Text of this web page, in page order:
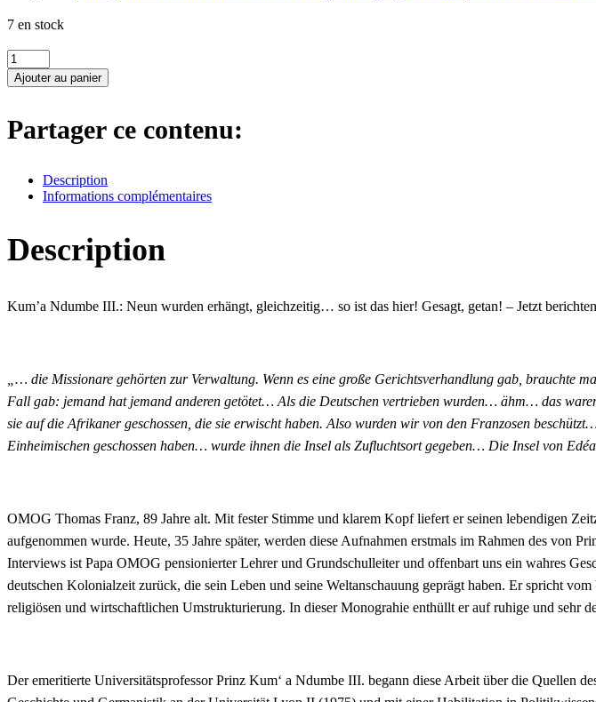
7 en stock
quantité
de
Neun
erhängt,
gleichzeitig...
hier!
Jetzt
Zeitzeugen
Ajouter au panier
Partager ce contenu:
Description
Informations complémentaires
Description
Kum’a Ndumbe III.: Neun wurden erhängt, gleichzeitig… so ist das hier! Gesagt, getan! – Jetzt
„… die Missionare gehörten zur Verwaltung. Wenn es eine große Gerichtsverhandlung gab, brauchte
Fall gab: jemand hat jemand anderen getötet… Als die Deutschen vertrieben wurden… ähm… das
sie auf die Afrikaner geschossen, die sie erwischt haben. Also wurden wir von den Franzosen
Einheimischen geschossen haben… wurde ihnen die Insel als Zufluchtsort gegeben… Die Insel von
OMOG Thomas Franz, 89 Jahre alt. Mit fester Stimme und klarem Kopf liefert er seinen lebendigen
aufgenommen wurde. Heute, 35 Jahre später, werden diese Aufnahmen erstmals im Rahmen des von
Interviews ist Papa OMOG pensionierter Lehrer und Grundschulleiter und offenbart uns ein wahres
deutschen Kolonialzeit zurück, die sein Leben und seine Weltanschauung geprägt haben. Er spricht
religiösen und wirtschaftlichen Umstrukturierung. In dieser Monograhie enthüllt er auf ruhige und sehr
Der emeritierte Universitätsprofessor Prinz Kum‘ a Ndumbe III. begann diese Arbeit über die Quellen